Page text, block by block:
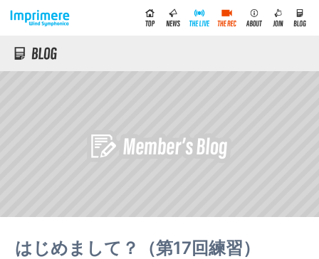
はじめまして？（第17回練習）